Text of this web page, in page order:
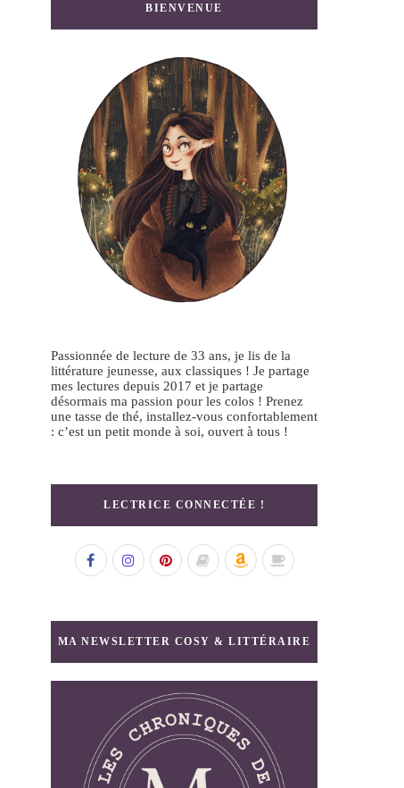
BIENVENUE
Passionnée de lecture de 33 ans, je lis de la
littérature jeunesse, aux classiques ! Je partage
mes lectures depuis 2017 et je partage
désormais ma passion pour les colos ! Prenez
une tasse de thé, installez-vous confortablement
: c’est un petit monde à soi, ouvert à tous !
LECTRICE CONNECTÉE !
MA NEWSLETTER COSY & LITTÉRAIRE